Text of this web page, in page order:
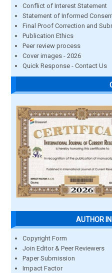
Conflict of Interest Statement
Statement of Informed
Final Proof Correction and
Publication Ethics
Peer review process
Cover images - 2026
Quick Response - Contact Us
AUTHOR
Copyright Form
Join Editor & Peer Reviewers
Paper Submission
Impact Factor